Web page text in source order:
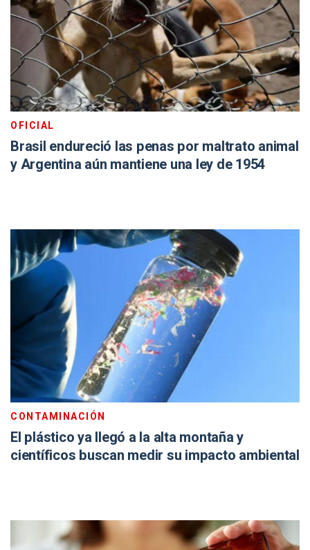
OFICIAL
Brasil endureció las penas por maltrato animal
y Argentina aún mantiene una ley de 1954
CONTAMINACIÓN
El plástico ya llegó a la alta montaña y
científicos buscan medir su impacto ambiental